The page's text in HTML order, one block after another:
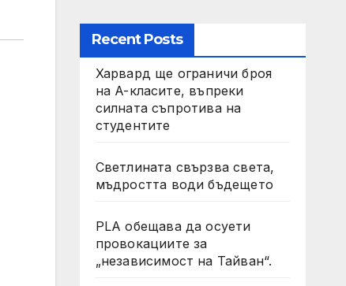
Recent Posts
Харвард ще ограничи броя
на A-класите, въпреки
силната съпротива на
студентите
Светлината свързва света,
мъдростта води бъдещето
PLA обещава да осуети
провокациите за
„независимост на Тайван“.